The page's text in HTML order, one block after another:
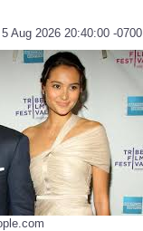
Aug 2026 20:40:00 -0700